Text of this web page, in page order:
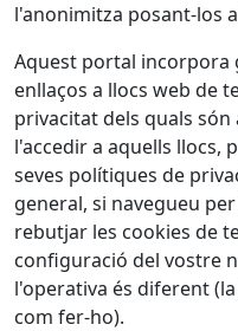
l'anonimitza posant-los
Aquest portal incorpora
enllaços a llocs web de
privacitat dels quals són
l'accedir a aquells llocs,
seves polítiques de
general, si navegueu
rebutjar les cookies de
configuració del vostre
l'operativa és diferent
com fer-ho).